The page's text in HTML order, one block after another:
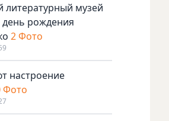
литературный музей
день рождения
2 Фото
настроение
Фото